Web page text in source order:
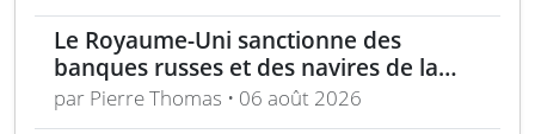
Le Royaume-Uni sanctionne des
banques russes et des navires de la
flotte fantôme liée à Moscou
par Pierre Thomas • 06 août 2026